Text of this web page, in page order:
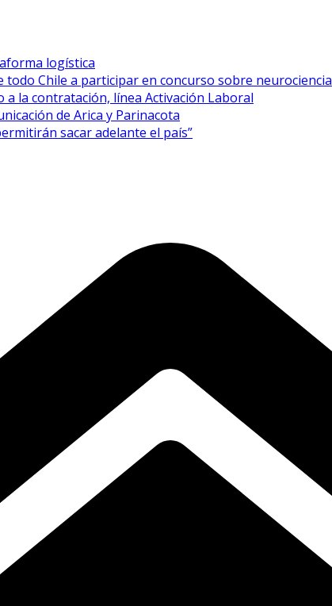
logística
Chile a participar en concurso sobre neurociencia
la contratación, línea Activación Laboral
de Arica y Parinacota
sacar adelante el país”